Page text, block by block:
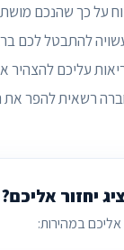
על כך שהנכם
להתבטל לכם
עליכם להצהיר
רשאית להפר את
יחזור אליכם?
במהירות: